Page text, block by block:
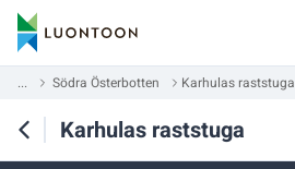
... Södra Österbotten Karhulas raststuga
Karhulas raststuga